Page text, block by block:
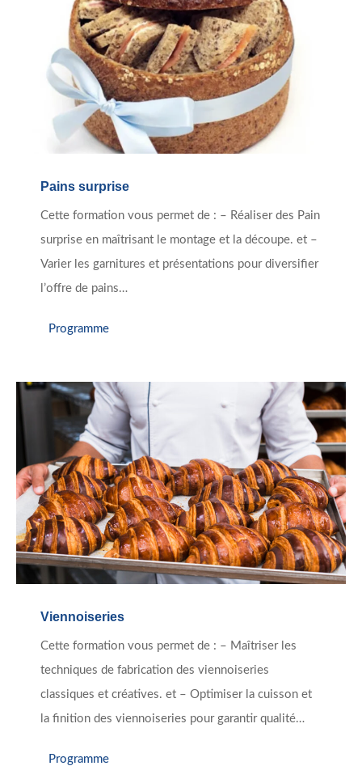
Pains surprise
Cette formation vous permet de : – Réaliser des Pain
surprise en maîtrisant le montage et la découpe. et –
Varier les garnitures et présentations pour diversifier
l’offre de pains…
Programme
Viennoiseries
Cette formation vous permet de : – Maîtriser les
techniques de fabrication des viennoiseries
classiques et créatives. et – Optimiser la cuisson et
la finition des viennoiseries pour garantir qualité…
Programme